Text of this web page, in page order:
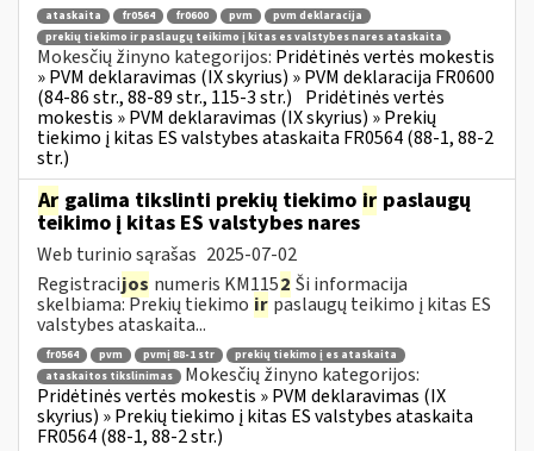
ataskaita fr0564 fr0600 pvm
pvm deklaracija
prekių tiekimo ir paslaugų teikimo į kitas es valstybes nares ataskaita
Mokesčių žinyno kategorijos: Pridėtinės vertės mokestis
» PVM deklaravimas (IX skyrius) » PVM deklaracija FR0600
(84-86 str., 88-89 str., 115-3 str.) Pridėtinės vertės
mokestis » PVM deklaravimas (IX skyrius) » Prekių
tiekimo į kitas ES valstybes ataskaita FR0564 (88-1, 88-2
str.)
Ar galima tikslinti prekių tiekimo ir paslaugų
teikimo į kitas ES valstybes nares
Web turinio sąrašas 2025-07-02
Registracijos numeris KM1152 Ši informacija
skelbiama: Prekių tiekimo ir paslaugų teikimo į kitas ES
valstybes ataskaita...
fr0564 pvm pvmį 88-1 str
prekių tiekimo į es ataskaita
ataskaitos tikslinimas
Mokesčių žinyno kategorijos:
Pridėtinės vertės mokestis » PVM deklaravimas (IX
skyrius) » Prekių tiekimo į kitas ES valstybes ataskaita
FR0564 (88-1, 88-2 str.)